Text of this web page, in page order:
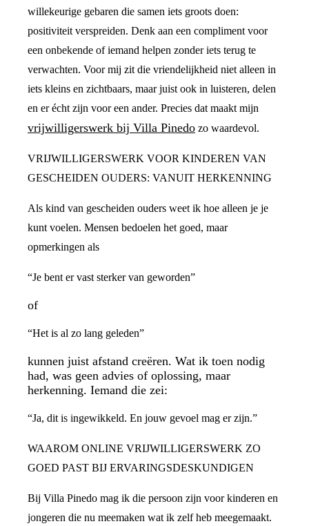
willekeurige gebaren die samen iets groots doen:
positiviteit verspreiden. Denk aan een compliment voor
een onbekende of iemand helpen zonder iets terug te
verwachten. Voor mij zit die vriendelijkheid niet alleen in
iets kleins en zichtbaars, maar juist ook in luisteren, delen
en er écht zijn voor een ander. Precies dat maakt mijn
vrijwilligerswerk bij Villa Pinedo zo waardevol.
VRIJWILLIGERSWERK VOOR KINDEREN VAN
GESCHEIDEN OUDERS: VANUIT HERKENNING
Als kind van gescheiden ouders weet ik hoe alleen je je
kunt voelen. Mensen bedoelen het goed, maar
opmerkingen als
“Je bent er vast sterker van geworden”
of
“Het is al zo lang geleden”
kunnen juist afstand creëren. Wat ik toen nodig
had, was geen advies of oplossing, maar
herkenning. Iemand die zei:
“Ja, dit is ingewikkeld. En jouw gevoel mag er zijn.”
WAAROM ONLINE VRIJWILLIGERSWERK ZO
GOED PAST BIJ ERVARINGSDESKUNDIGEN
Bij Villa Pinedo mag ik die persoon zijn voor kinderen en
jongeren die nu meemaken wat ik zelf heb meegemaakt.